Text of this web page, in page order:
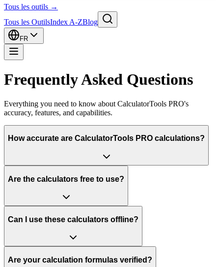
Tous les outils →
Tous les OutilsIndex A-ZBlog
FR
Frequently Asked Questions
Everything you need to know about CalculatorTools PRO's
accuracy, features, and capabilities.
How accurate are CalculatorTools PRO calculations?
Are the calculators free to use?
Can I use these calculators offline?
Are your calculation formulas verified?